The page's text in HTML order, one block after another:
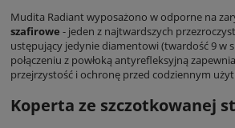
Mudita Radiant wyposażono w odporne na
szafirowe - jeden z najtwardszych
ustępujący jedynie diamentowi (twardość 9 w
połączeniu z powłoką antyrefleksyjną
przejrzystość i ochronę przed codziennym
Koperta ze szczotkowanej